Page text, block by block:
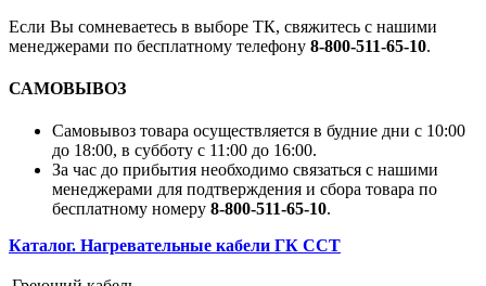
Если Вы сомневаетесь в выборе ТК, свяжитесь с нашими
менеджерами по бесплатному телефону 8-800-511-65-10.
САМОВЫВОЗ
Самовывоз товара осуществляется в будние дни с 10:00
до 18:00, в субботу с 11:00 до 16:00.
За час до прибытия необходимо связаться с нашими
менеджерами для подтверждения и сбора товара по
бесплатному номеру 8-800-511-65-10.
Каталог. Нагревательные кабели ГК ССТ